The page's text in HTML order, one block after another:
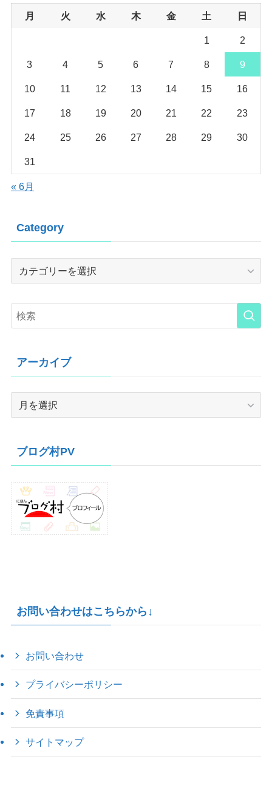
月 火 水 木 金 土 日
1 2
3 4 5 6 7 8 9
10 11 12 13 14 15 16
17 18 19 20 21 22 23
24 25 26 27 28 29 30
31
« 6月
Category
Category
アーカイブ
ブ
ブログ村PV
お問い合わせはこちらから↓
お問い合わせ
プライバシーポリシー
免責事項
サイトマップ